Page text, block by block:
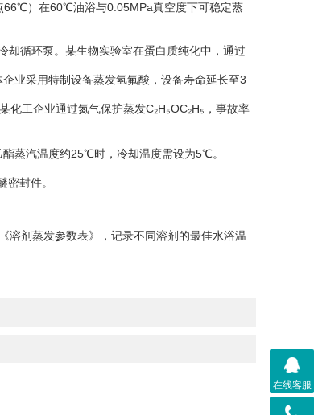
）在60℃油浴与0.05MPa真空度下可稳定蒸
循环泵。某生物实验室在蛋白质纯化中，通过
业采用特制设备蒸发氢氟酸，设备寿命延长至3
工企业通过氮气保护蒸发C₂H₅OC₂H₅，事故率
蒸汽温度约25℃时，冷却温度需设为5℃。
封件。
剂蒸发参数表》，记录不同溶剂的最佳水浴温
在线客服